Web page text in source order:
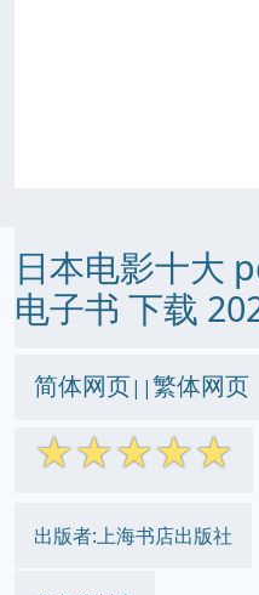
日本电影十大
电子书 下载
简体网页||繁体网页
☆☆☆☆☆
出版者:上海书店出版社